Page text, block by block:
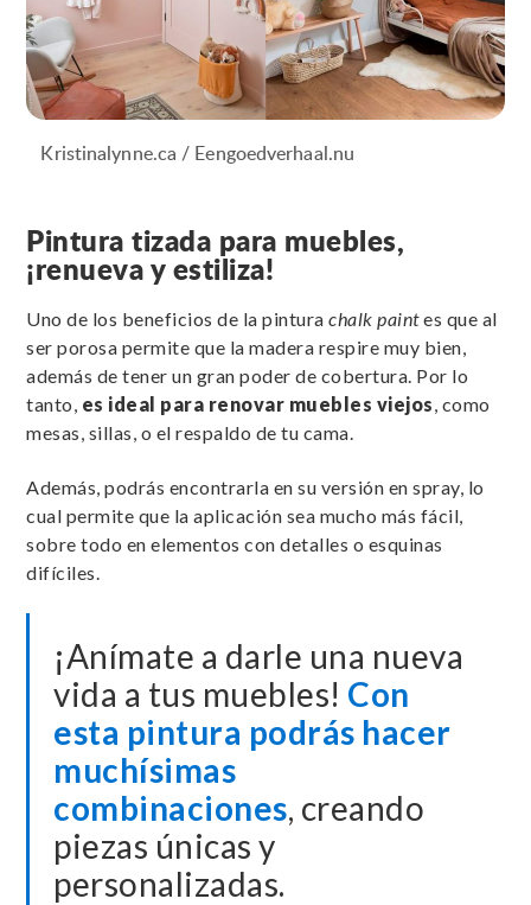
Kristinalynne.ca / Eengoedverhaal.nu
Pintura tizada para muebles,
¡renueva y estiliza!
Uno de los beneficios de la pinturachalk paintes que al
ser porosa permite que la madera respire muy bien,
además de tener un gran poder de cobertura. Por lo
tanto, es ideal para renovar muebles viejos , como
mesas, sillas, o el respaldo de tu cama.
Además, podrás encontrarla en su versión en spray, lo
cual permite que la aplicación sea mucho más fácil,
sobre todo en elementos con detalles o esquinas
difíciles.
¡Anímate a darle una nueva
vida a tus muebles! Con
esta pintura podrás hacer
muchísimas
combinaciones, creando
piezas únicas y
personalizadas.